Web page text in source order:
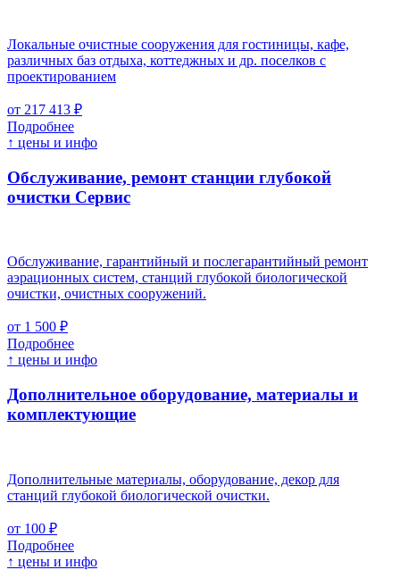
Локальные очистные сооружения для гостиницы, кафе,
различных баз отдыха, коттеджных и др. поселков с
проектированием
от 217 413 ₽
Подробнее
↑ цены и инфо
Обслуживание, ремонт станции глубокой
очистки Cервис
Обслуживание, гарантийный и послегарантийный ремонт
аэрационных систем, станций глубокой биологической
очистки, очистных сооружений.
от 1 500 ₽
Подробнее
↑ цены и инфо
Дополнительное оборудование, материалы и
комплектующие
Дополнительные материалы, оборудование, декор для
станций глубокой биологической очистки.
от 100 ₽
Подробнее
↑ цены и инфо